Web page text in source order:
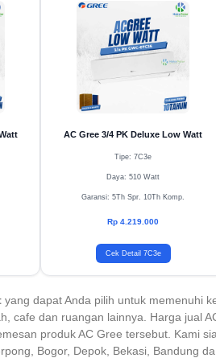
AC Gree 3/4 PK Deluxe Low Watt
Tipe: 7C3e
Daya: 510 Watt
Garansi: 5Th Spr. 10Th Komp.
Rp 4.219.000
Cek Detail 7C3e
yang dapat Anda pilih untuk memenuhi
cafe dan ruangan lainnya. Harga jual
produk AC Gree tersebut. Kami
Bogor, Depok, Bekasi, Bandung